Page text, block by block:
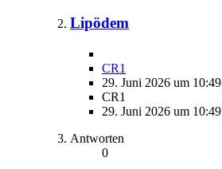
Lipödem
CR1
29. Juni 2026 um 10:49
CR1
29. Juni 2026 um 10:49
Antworten
0